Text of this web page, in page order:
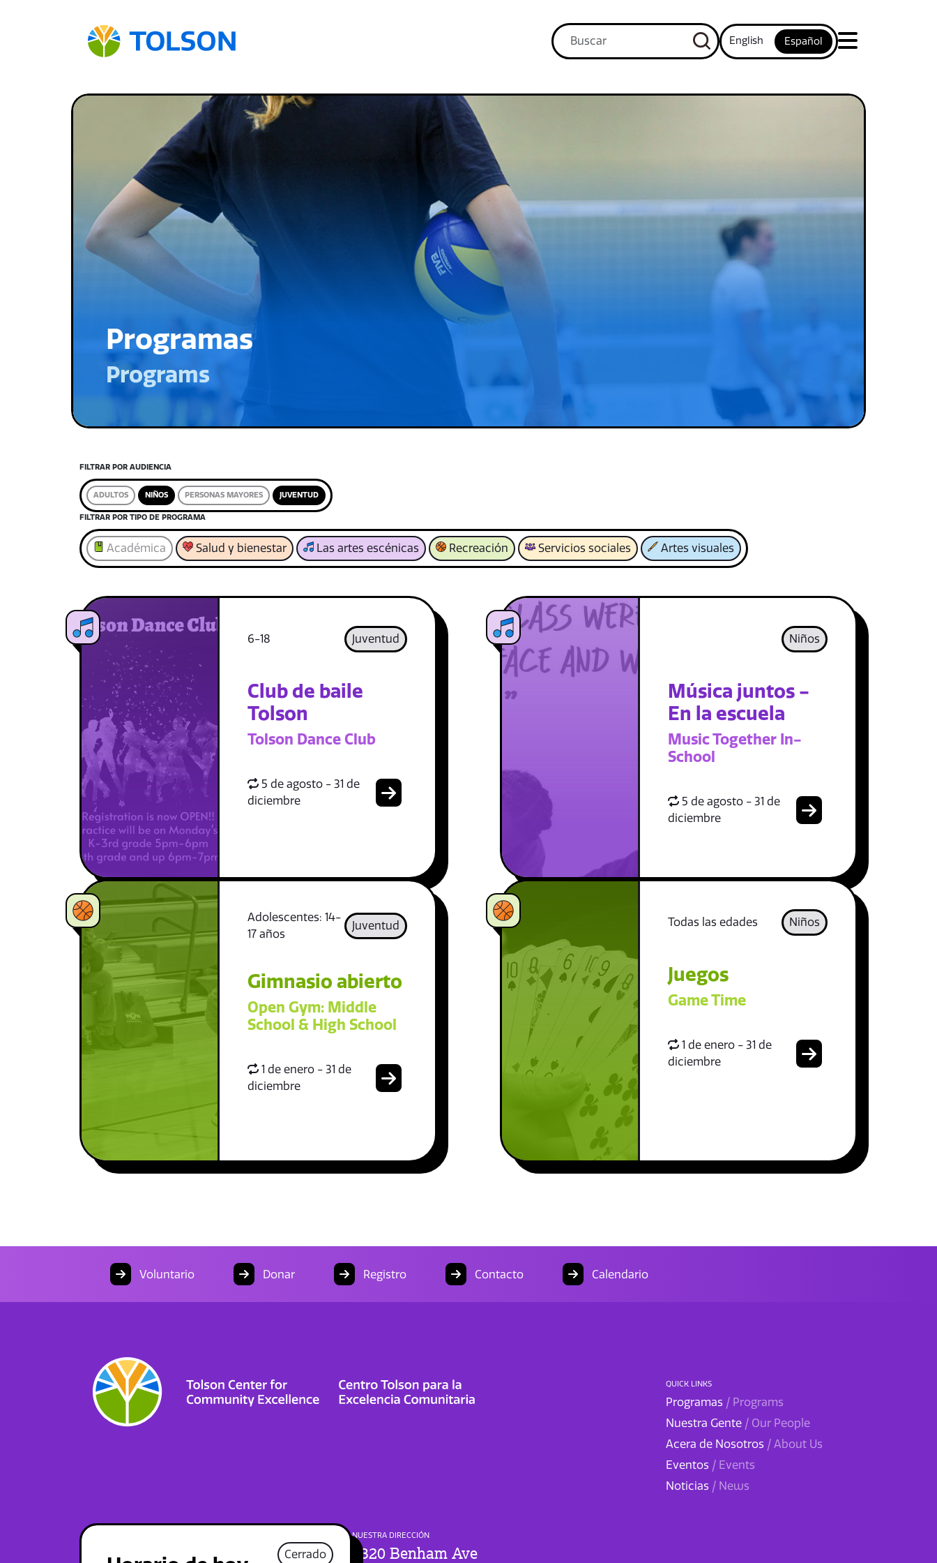
English Español
Programas
Programs
FILTRAR POR AUDIENCIA
ADULTOS NIÑOS PERSONAS MAYORES JUVENTUD
FILTRAR POR TIPO DE PROGRAMA
Académica Salud y bienestar Las artes escénicas Recreación Servicios sociales Artes visuales
6-18 Juventud
Club de baile
Tolson
Tolson Dance Club
5 de agosto - 31 de
diciembre
Niños
Música juntos -
En la escuela
Music Together In-
School
5 de agosto - 31 de
diciembre
Adolescentes: 14-
17 años
Juventud
Gimnasio abierto
Open Gym: Middle
School & High School
1 de enero - 31 de
diciembre
Todas las edades Niños
Juegos
Game Time
1 de enero - 31 de
diciembre
Voluntario Donar Registro Contacto Calendario
Cerrado
NUESTRA DIRECCIÓN
1320 Benham Ave
QUICK LINKS
Programas / Programs
Nuestra Gente / Our People
Acera de Nosotros / About Us
Eventos / Events
Noticias / News